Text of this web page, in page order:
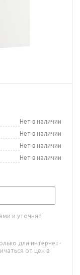
Нет в наличии
Нет в наличии
Нет в наличии
Нет в наличии
и уточнят
для интернет-
от цен в